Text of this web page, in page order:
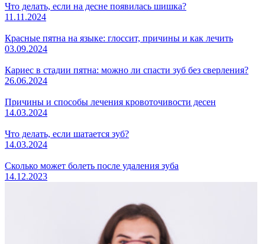
Что делать, если на десне появилась шишка?
11.11.2024
Красные пятна на языке: глоссит, причины и как лечить
03.09.2024
Кариес в стадии пятна: можно ли спасти зуб без сверления?
26.06.2024
Причины и способы лечения кровоточивости десен
14.03.2024
Что делать, если шатается зуб?
14.03.2024
Сколько может болеть после удаления зуба
14.12.2023